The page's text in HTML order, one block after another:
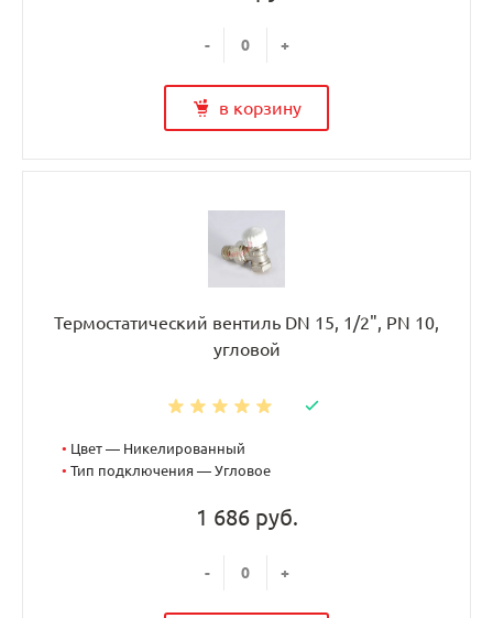
- +
в корзину
Термостатический вентиль DN 15, 1/2", PN 10,
угловой
• Цвет — Никелированный
• Тип подключения — Угловое
1 686 руб.
- +